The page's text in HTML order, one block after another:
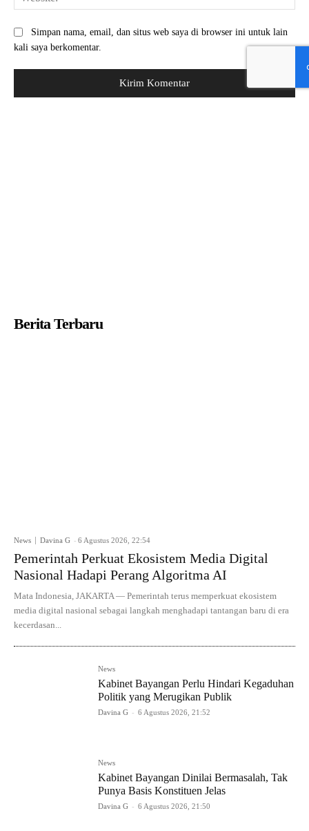
Simpan nama, email, dan situs web saya di browser ini untuk lain
kali saya berkomentar.
Berita Terbaru
News Davina G - 6 Agustus 2026, 22:54
Pemerintah Perkuat Ekosistem Media Digital
Nasional Hadapi Perang Algoritma AI
Mata Indonesia, JAKARTA — Pemerintah terus memperkuat ekosistem
media digital nasional sebagai langkah menghadapi tantangan baru di era
kecerdasan...
News
Kabinet Bayangan Perlu Hindari Kegaduhan
Politik yang Merugikan Publik
Davina G - 6 Agustus 2026, 21:52
News
Kabinet Bayangan Dinilai Bermasalah, Tak
Punya Basis Konstituen Jelas
Davina G - 6 Agustus 2026, 21:50